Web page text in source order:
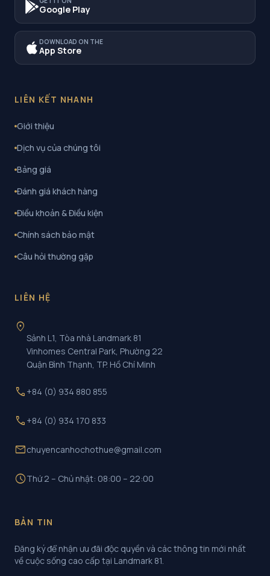
Google Play
DOWNLOAD ON THE
App Store
LIÊN KẾT NHANH
Giới thiệu
Dịch vụ của chúng tôi
Bảng giá
Đánh giá khách hàng
Điều khoản & Điều kiện
Chính sách bảo mật
Câu hỏi thường gặp
LIÊN HỆ
location_on
Sảnh L1, Tòa nhà Landmark 81
Vinhomes Central Park, Phường 22
Quận Bình Thạnh, TP. Hồ Chí Minh
call +84 (0) 934 880 855
call +84 (0) 934 170 833
mailchuyencanhochothue@gmail.com
scheduleThứ 2 – Chủ nhật: 08:00 – 22:00
BẢN TIN
Đăng ký để nhận ưu đãi độc quyền và các thông tin mới nhất
về cuộc sống cao cấp tại Landmark 81.